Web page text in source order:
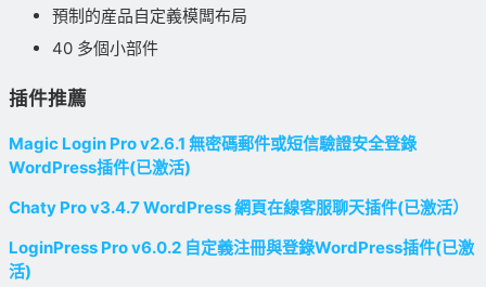
預制的産品自定義模闆布局
40 多個小部件
插件推薦
Magic Login Pro v2.6.1 無密碼郵件或短信驗證安全登錄
WordPress插件(已激活)
Chaty Pro v3.4.7 WordPress 網頁在線客服聊天插件(已激活）
LoginPress Pro v6.0.2 自定義注冊與登錄WordPress插件(已激
活)